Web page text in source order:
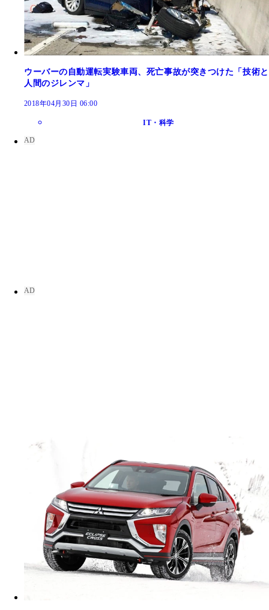
ウーバーの自動運転実験車両、死亡事故が突きつけた「技術と
人間のジレンマ」
2018年04月30日 06:00
IT・科学